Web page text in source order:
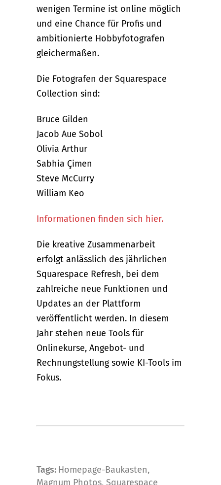
wenigen Termine ist online möglich
und eine Chance für Profis und
ambitionierte Hobbyfotografen
gleichermaßen.
Die Fotografen der Squarespace
Collection sind:
Bruce Gilden
Jacob Aue Sobol
Olivia Arthur
Sabhia Çimen
Steve McCurry
William Keo
Informationen finden sich hier.
Die kreative Zusammenarbeit
erfolgt anlässlich des jährlichen
Squarespace Refresh, bei dem
zahlreiche neue Funktionen und
Updates an der Plattform
veröffentlicht werden. In diesem
Jahr stehen neue Tools für
Onlinekurse, Angebot- und
Rechnungstellung sowie KI-Tools im
Fokus.
Tags: Homepage-Baukasten,
Magnum Photos, Squarespace